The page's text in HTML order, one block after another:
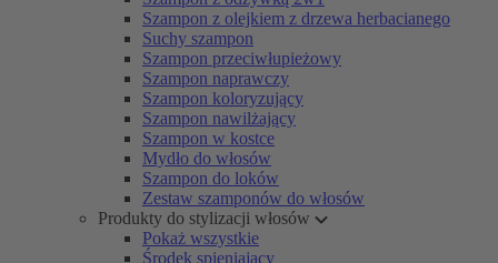
Szampon z olejkiem z drzewa herbacianego
Suchy szampon
Szampon przeciwłupieżowy
Szampon naprawczy
Szampon koloryzujący
Szampon nawilżający
Szampon w kostce
Mydło do włosów
Szampon do loków
Zestaw szamponów do włosów
Produkty do stylizacji włosów
Pokaż wszystkie
Środek spieniający